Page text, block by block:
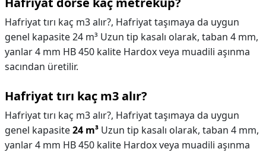
Hafriyat tırı kaç m3 alır?, Hafriyat taşımaya da uygun
genel kapasite 24 m³ Uzun tip kasalı olarak, taban 4 mm,
yanlar 4 mm HB 450 kalite Hardox veya muadili aşınma
sacından üretilir.
Hafriyat tırı kaç m3 alır?
Hafriyat tırı kaç m3 alır?, Hafriyat taşımaya da uygun
genel kapasite24 m³ Uzun tip kasalı olarak, taban 4 mm,
yanlar 4 mm HB 450 kalite Hardox veya muadili aşınma